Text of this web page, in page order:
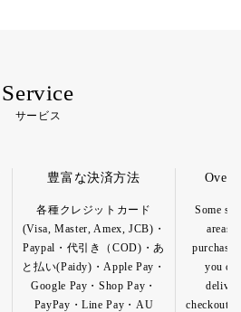
Service
サービス
豊富な決済方法
各種クレジットカード
(Visa, Master, Amex, JCB)・
Paypal・代引き（COD)・あ
と払い(Paidy)・Apple Pay・
Google Pay・Shop Pay・
PayPay・Line Pay・AU
Some
areas
purchase
you
checkout